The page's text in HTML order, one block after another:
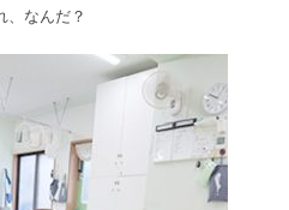
、なんだ？